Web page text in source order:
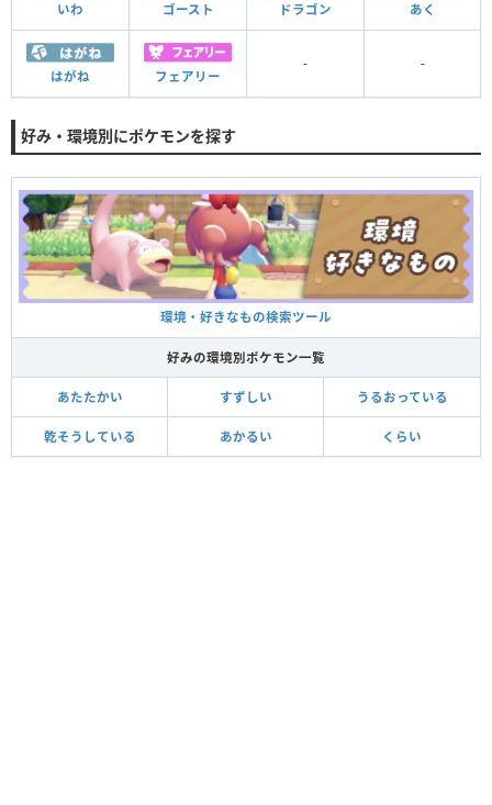
いわ ゴースト ドラゴン あく
はがね フェアリー
- -
好み・環境別にポケモンを探す
環境・好きなもの検索ツール
好みの環境別ポケモン一覧
あたたかい すずしい うるおっている
乾そうしている あかるい くらい